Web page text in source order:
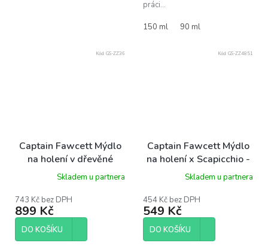
práci...
150 ml 90 ml
Captain Fawcett Mýdlo
na holení v dřevěné
misce, 100g
Skladem u partnera
743 Kč bez DPH
899 Kč
DO KOŠÍKU
Kód: GS-ZZ36
Captain Fawcett Mýdlo
na holení x Scapicchio -
náplň, 110g
Skladem u partnera
454 Kč bez DPH
549 Kč
DO KOŠÍKU
Kód: GS-ZZ4851